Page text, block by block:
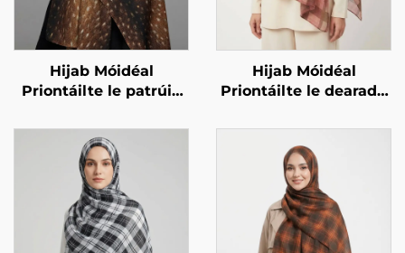
Hijab Móidéal
Priontáilte le patrúin
fawn
Hijab Móidéal
Priontáilte le dearadh